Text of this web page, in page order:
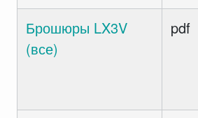
Брошюры LX3V
(все)
pdf